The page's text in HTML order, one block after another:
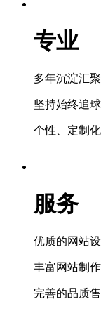
专业
多年沉淀汇
坚持始终追
个性、定制
服务
优质的网站
丰富网站制
完善的品质